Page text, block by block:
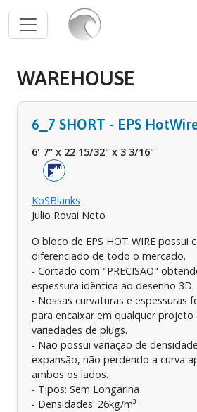
WAREHOUSE
6_7 SHORT - EPS
6' 7" x 22 15/32" x 3 3/16"
KoSBlanks
Julio Rovai Neto
O bloco de EPS HOT WIRE possui
diferenciado de todo o mercado.
- Cortado com "PRECISÃO"
espessura idêntica ao desenho 3D.
- Nossas curvaturas e espessuras
para encaixar em qualquer projeto
variedades de plugs.
- Não possui variação de
expansão, não perdendo a curva
ambos os lados.
- Tipos: Sem Longarina
- Densidades: 26kg/m³